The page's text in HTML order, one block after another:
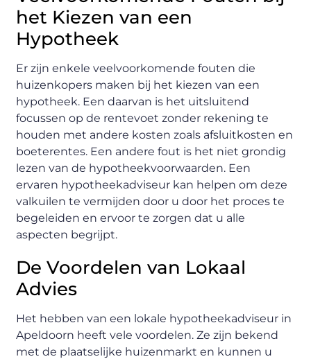
het Kiezen van een
Hypotheek
Er zijn enkele veelvoorkomende fouten die
huizenkopers maken bij het kiezen van een
hypotheek. Een daarvan is het uitsluitend
focussen op de rentevoet zonder rekening te
houden met andere kosten zoals afsluitkosten en
boeterentes. Een andere fout is het niet grondig
lezen van de hypotheekvoorwaarden. Een
ervaren hypotheekadviseur kan helpen om deze
valkuilen te vermijden door u door het proces te
begeleiden en ervoor te zorgen dat u alle
aspecten begrijpt.
De Voordelen van Lokaal
Advies
Het hebben van een lokale hypotheekadviseur in
Apeldoorn heeft vele voordelen. Ze zijn bekend
met de plaatselijke huizenmarkt en kunnen u